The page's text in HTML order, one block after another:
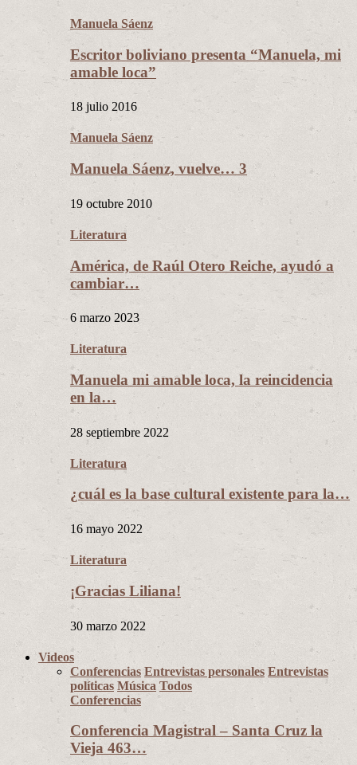
Manuela Sáenz
Escritor boliviano presenta “Manuela, mi
amable loca”
18 julio 2016
Manuela Sáenz
Manuela Sáenz, vuelve… 3
19 octubre 2010
Literatura
América, de Raúl Otero Reiche, ayudó a
cambiar…
6 marzo 2023
Literatura
Manuela mi amable loca, la reincidencia
en la…
28 septiembre 2022
Literatura
¿cuál es la base cultural existente para la…
16 mayo 2022
Literatura
¡Gracias Liliana!
30 marzo 2022
Videos
Conferencias Entrevistas personales Entrevistas
políticas Música Todos
Conferencias
Conferencia Magistral – Santa Cruz la
Vieja 463…